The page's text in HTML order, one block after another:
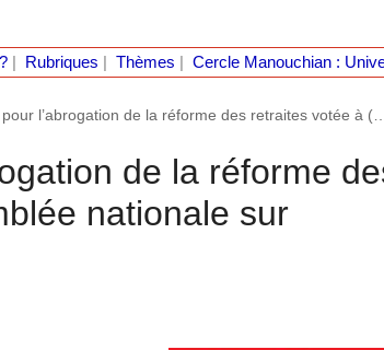
| Rubriques Thèmes Cercle Manouchian :
l’abrogation de la réforme des retraites votée à
de la réforme
nationale sur